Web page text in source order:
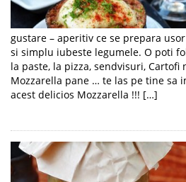
gustare – aperitiv ce se prepara
si simplu iubeste legumele. O poti
la paste, la pizza, sendvisuri, Cartofi
Mozzarella pane … te las pe tine sa
acest delicios Mozzarella !!! […]